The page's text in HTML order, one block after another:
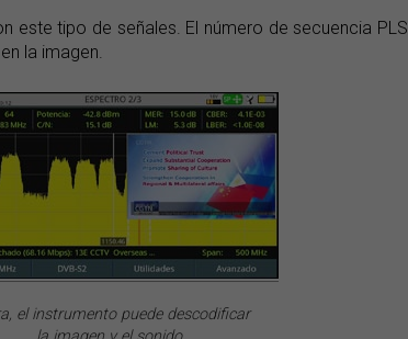
este tipo de señales. El número de secuencia PLS
la imagen.
el instrumento puede descodificar